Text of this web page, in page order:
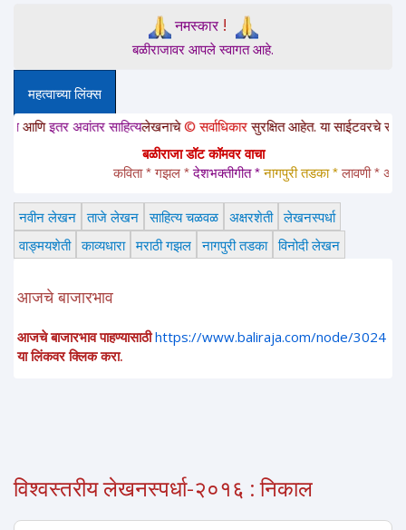
नमस्कार!
बळीराजावर आपले स्वागत आहे.
महत्वाच्या लिंक्स
साहित्यलेखनाचे© सर्वाधिकारसुरक्षित आहेत. या साईटवरचे साहित्य इतरांना
बळीराजा डॉट कॉमवर वाचा
कविता * गझल * देशभक्तीगीत * नागपुरी तडका * लावणी * अंगाईगीत
नवीन लेखन ताजे लेखन साहित्य चळवळ अक्षरशेती लेखनस्पर्धा
वाङ्मयशेती काव्यधारा मराठी गझल नागपुरी तडका विनोदी लेखन
आजचे बाजारभाव
आजचे बाजारभाव पाहण्यासाठी https://www.baliraja.com/node/3024
या लिंकवर क्लिक करा.
विश्वस्तरीय लेखनस्पर्धा-२०१६ : निकाल